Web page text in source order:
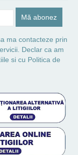
ma contacteze prin
Declar ca am
si cu Politica de